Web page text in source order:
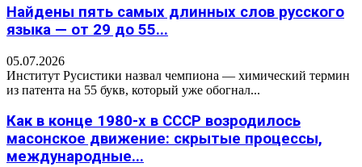
Найдены пять самых длинных слов русского
языка — от 29 до 55...
05.07.2026
Институт Русистики назвал чемпиона — химический термин
из патента на 55 букв, который уже обогнал...
Как в конце 1980-х в СССР возродилось
масонское движение: скрытые процессы,
международные...